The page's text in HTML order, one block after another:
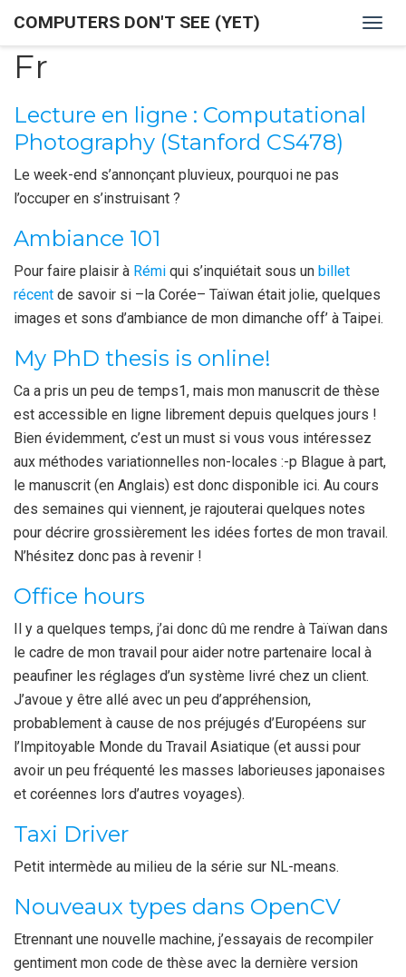
COMPUTERS DON'T SEE (YET)
Fr
Lecture en ligne : Computational
Photography (Stanford CS478)
Le week-end s’annonçant pluvieux, pourquoi ne pas
l’occuper en s’instruisant ?
Ambiance 101
Pour faire plaisir à Rémi qui s’inquiétait sous un billet
récent de savoir si –la Corée– Taïwan était jolie, quelques
images et sons d’ambiance de mon dimanche off’ à Taipei.
My PhD thesis is online!
Ca a pris un peu de temps1, mais mon manuscrit de thèse
est accessible en ligne librement depuis quelques jours !
Bien évidemment, c’est un must si vous vous intéressez
aux méthodes variationnelles non-locales :-p Blague à part,
le manuscrit (en Anglais) est donc disponible ici. Au cours
des semaines qui viennent, je rajouterai quelques notes
pour décrire grossièrement les idées fortes de mon travail.
N’hésitez donc pas à revenir !
Office hours
Il y a quelques temps, j’ai donc dû me rendre à Taïwan dans
le cadre de mon travail pour aider notre partenaire local à
peaufiner les réglages d’un système livré chez un client.
J’avoue y être allé avec un peu d’appréhension,
probablement à cause de nos préjugés d’Européens sur
l’Impitoyable Monde du Travail Asiatique (et aussi pour
avoir un peu fréquenté les masses laborieuses japonaises
et coréennes lors d’autres voyages).
Taxi Driver
Petit intermède au milieu de la série sur NL-means.
Nouveaux types dans OpenCV
Etrennant une nouvelle machine, j’essayais de recompiler
gentiment mon code de thèse avec la dernière version